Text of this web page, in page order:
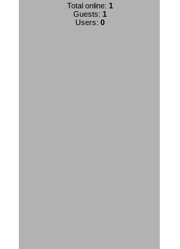
Total online: 1
Guests: 1
Users: 0